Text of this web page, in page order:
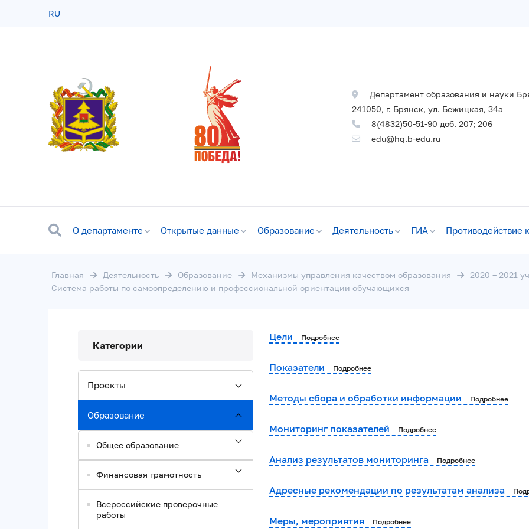
RU
Департамент образования и науки
241050, г. Брянск, ул. Бежицкая, 34а
8(4832)50-51-90 доб. 207; 206
edu@hq.b-edu.ru
О департаменте Открытые данные Образование Деятельность ГИА Противодействие
Главная Деятельность Образование Механизмы управления качеством образования
2020 – 2021
Система работы по самоопределению и профессиональной ориентации обучающихся
Категории
Проекты
Образование
Общее образование
Финансовая грамотность
Всероссийские проверочные
работы
Цели Подробнее
Показатели Подробнее
Методы сбора и обработки информации Подробнее
Мониторинг показателей Подробнее
Анализ результатов мониторинга Подробнее
Адресные рекомендации по результатам анализа
Меры, мероприятия Подробнее